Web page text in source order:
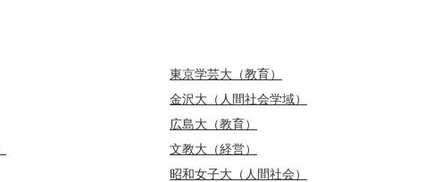
東京学芸大（教育）
金沢大（人間社会学域）
広島大（教育）
文教大（経営）
昭和女子大（人間社会）